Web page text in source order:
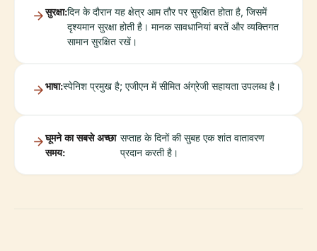
सुरक्षा:दिन के दौरान यह क्षेत्र आम तौर पर सुरक्षित होता है, जिसमें
दृश्यमान सुरक्षा होती है। मानक सावधानियां बरतें और व्यक्तिगत
सामान सुरक्षित रखें।
भाषा:स्पेनिश प्रमुख है; एजीएन में सीमित अंग्रेजी सहायता उपलब्ध है।
घूमने का सबसे अच्छा
समय:
सप्ताह के दिनों की सुबह एक शांत वातावरण
प्रदान करती है।